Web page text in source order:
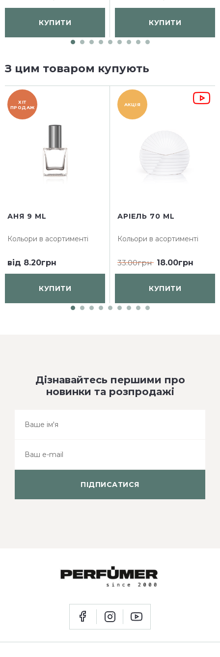
КУПИТИ КУПИТИ
З цим товаром купують
ХІТ
ПРОДАЖ
АНЯ 9 ML
Кольори в асортименті
від 8.20грн
КУПИТИ
АКЦІЯ
АРІЕЛЬ 70 ML
Кольори в асортименті
33.00грн 18.00грн
КУПИТИ
Дізнавайтесь першими про
новинки та розпродажі
ПІДПИСАТИСЯ